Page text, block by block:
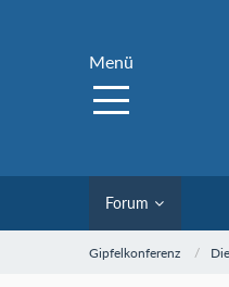
Menü
Forum
Gipfelkonferenz